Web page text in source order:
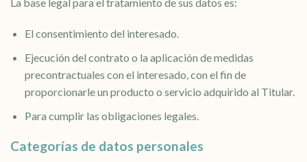
El consentimiento del interesado.
Ejecución del contrato o la aplicación de medidas
precontractuales con el interesado, con el fin de
proporcionarle un producto o servicio adquirido al Titular.
Para cumplir las obligaciones legales.
Categorías de datos personales